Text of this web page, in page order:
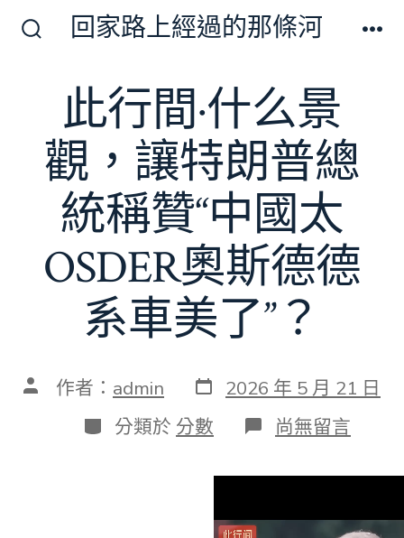
關
回家路上經過的那條河
此行間·什么景
觀，讓特朗普總
統稱贊“中國太
OSDER奧斯德德
系車美了”？
文 作者： admin 發
表
日
期
2026 年 5 月 21 日
分
類
分類於 分數 在
〈此
間
什
尚無留言